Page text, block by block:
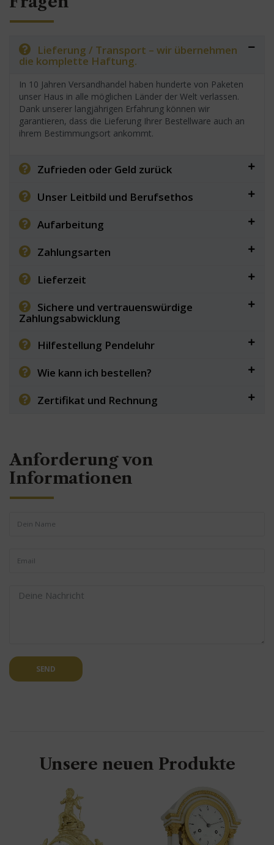
Lieferung / Transport – wir übernehmen
die komplette Haftung.
In 10 Jahren Versandhandel haben hunderte von Paketen
unser Haus in alle möglichen Länder der Welt verlassen.
Dank unserer langjährigen Erfahrung können wir
garantieren, dass die Lieferung Ihrer Bestellware auch an
ihrem Bestimmungsort ankommt.
Zufrieden oder Geld zurück
Unser Leitbild und Berufsethos
Aufarbeitung
Zahlungsarten
Lieferzeit
Sichere und vertrauenswürdige
Zahlungsabwicklung
Hilfestellung Pendeluhr
Wie kann ich bestellen?
Zertifikat und Rechnung
Anforderung von
Informationen
SEND
Unsere neuen Produkte